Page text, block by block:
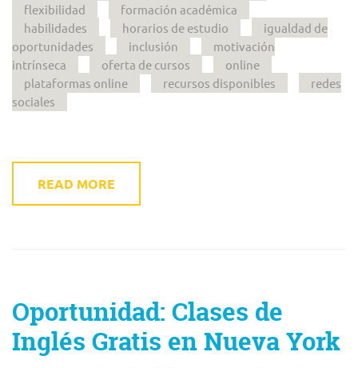
flexibilidad
formación académica
habilidades
horarios de estudio
igualdad de
oportunidades
inclusión
motivación
intrínseca
oferta de cursos
online
plataformas online
recursos disponibles
redes
sociales
READ MORE
Oportunidad: Clases de
Inglés Gratis en Nueva York